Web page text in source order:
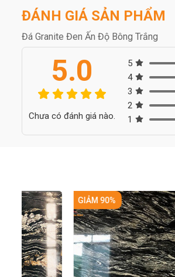
Xuất xứ: Ấn Độ
Màu sắc: màu đen.
Kích thước: dài 2600mm x rộng 600mm.
Độ dày: 18mm.
ĐÁNH GIÁ SẢN PHẨM
Đá Granite Đen Ấn Độ Bông Trắng
5.0
Chưa có đánh giá nào.
5
4
3
2
1
GIẢM 90%